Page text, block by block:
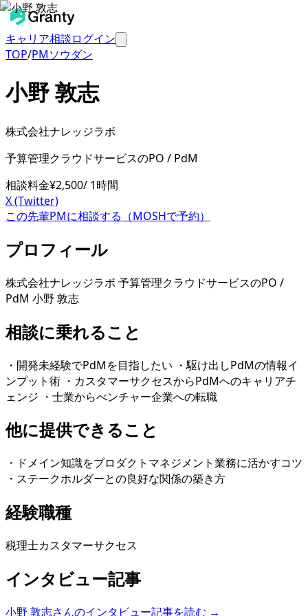
キャリア相談ログイン
TOP/PMソウダン
小野 敦志
株式会社ナレッジラボ
予算管理クラウドサービスのPO / PdM
相談料金¥2,500/ 1時間
X (Twitter)
この先輩PMに相談する（MOSHで予約）
プロフィール
株式会社ナレッジラボ 予算管理クラウドサービスのPO /
PdM 小野 敦志
相談に乗れること
・開発未経験でPdMを目指したい ・駆け出しPdMの情報イ
ンプット術 ・カスタマーサクセスからPdMへのキャリアチ
ェンジ ・士業からべンチャー企業への転職
他に提供できること
・ドメイン知識をプロダクトマネジメント業務に活かすコツ
・ステークホルダーとの良好な関係の築き方
経験職種
税理士カスタマーサクセス
インタビュー記事
小野 敦志さんのインタビュー記事を読む →